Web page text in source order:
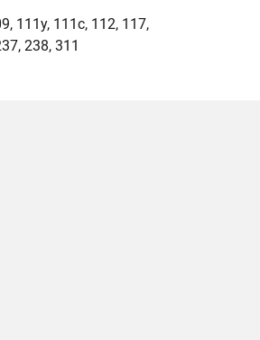
111у, 111с, 112, 117,
238, 311